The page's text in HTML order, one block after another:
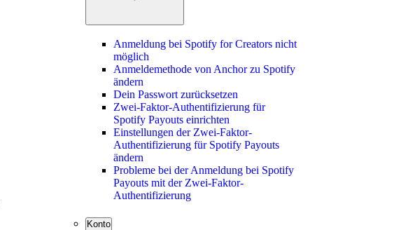
Anmeldung bei Spotify for Creators nicht
möglich
Anmeldemethode von Anchor zu Spotify
ändern
Dein Passwort zurücksetzen
Zwei-Faktor-Authentifizierung für
Spotify Payouts einrichten
Einstellungen der Zwei-Faktor-
Authentifizierung für Spotify Payouts
ändern
Probleme bei der Anmeldung bei Spotify
Payouts mit der Zwei-Faktor-
Authentifizierung
Konto